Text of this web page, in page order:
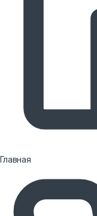
Главная